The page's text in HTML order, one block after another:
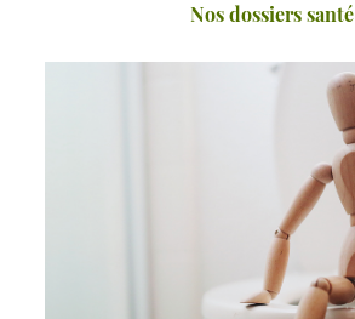
Nos dossiers santé